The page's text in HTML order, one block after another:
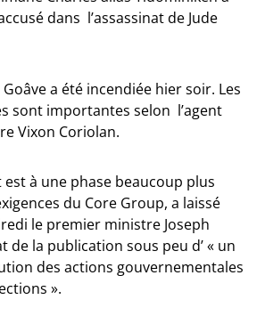
dans l’assassinat de Jude
a été incendiée hier soir. Les
sont importantes selon l’agent
Vixon Coriolan.
à une phase beaucoup plus
du Core Group, a laissé
le premier ministre Joseph
de la publication sous peu d’ « un
des actions gouvernementales
».